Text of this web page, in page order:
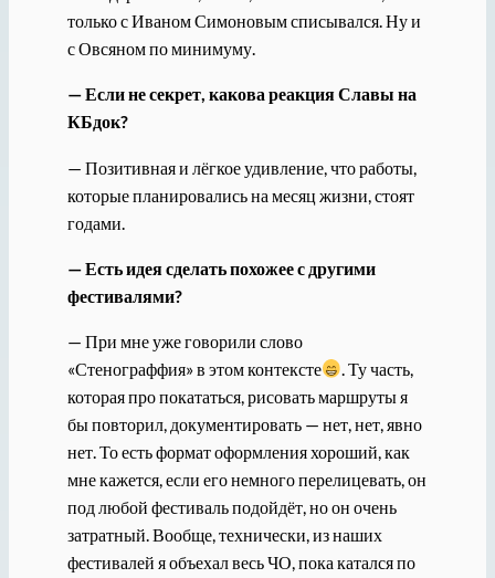
только с Иваном Симоновым списывался. Ну и
с Овсяном по минимуму.
— Если не секрет, какова реакция Славы на
КБдок?
— Позитивная и лёгкое удивление, что работы,
которые планировались на месяц жизни, стоят
годами.
— Есть идея сделать похожее с другими
фестивалями?
— При мне уже говорили слово
«Стенограффия» в этом контексте
. Ту часть,
которая про покататься, рисовать маршруты я
бы повторил, документировать — нет, нет, явно
нет. То есть формат оформления хороший, как
мне кажется, если его немного перелицевать, он
под любой фестиваль подойдёт, но он очень
затратный. Вообще, технически, из наших
фестивалей я объехал весь ЧО, пока катался по